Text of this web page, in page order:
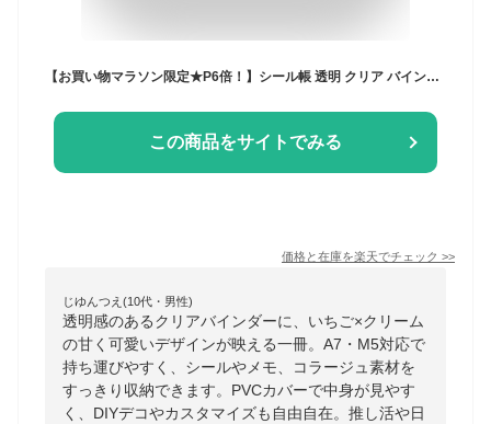
【お買い物マラソン限定★P6倍！】シール帳 透明 クリア バインダー ミニ いちご クリーム A7(6穴)/M5(5穴) PVCカバー 女の子 手帳 ノート メモ帳 DIYデコ シール収納 かわいい コラージュノート シールバインダー カスタマイズ 推し活グッズ おしゃれ
この商品をサイトでみる
価格と在庫を楽天でチェック >>
じゆんつえ(10代・男性)
透明感のあるクリアバインダーに、いちご×クリーム
の甘く可愛いデザインが映える一冊。A7・M5対応で
持ち運びやすく、シールやメモ、コラージュ素材を
すっきり収納できます。PVCカバーで中身が見やす
く、DIYデコやカスタマイズも自由自在。推し活や日